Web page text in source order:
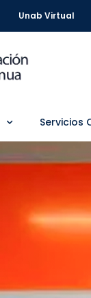
Unab Virtual
Servicios